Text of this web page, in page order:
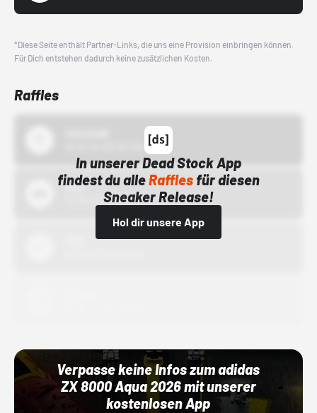
*Diese Seite enthält Partner-Links, die uns eine Provision einbringen können.
Für Dich entstehen dadurch keine zusätzlichen Kosten.
Raffles
In unserer Dead Stock App
findest du alleRafflesfür diesen
Sneaker Release!
Hol dir unsere App
Bstn
01.10.22 00:00 Uhr
Verpasse keine Infos zum adidas
ZX 8000 Aqua 2026 mit unserer
kostenlosen App